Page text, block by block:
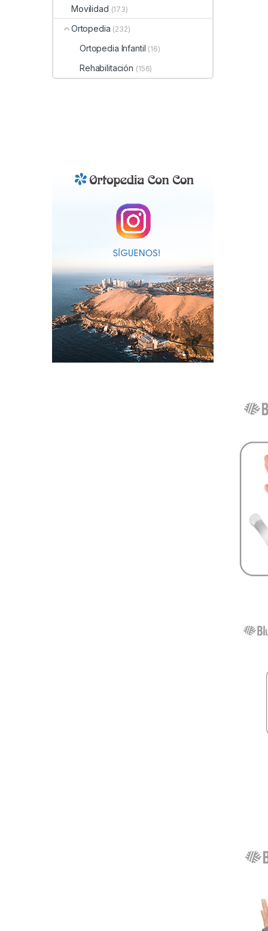
Movilidad (173)
Ortopedia (232)
Ortopedia Infantil (16)
Rehabilitación (156)